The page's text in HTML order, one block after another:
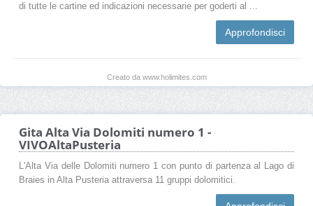
di tutte le cartine ed indicazioni necessarie per goderti al ...
Approfondisci
Creato da www.holimites.com
Gita Alta Via Dolomiti numero 1 -
VIVOAltaPusteria
L'Alta Via delle Dolomiti numero 1 con punto di partenza al Lago di
Braies in Alta Pusteria attraversa 11 gruppi dolomitici.